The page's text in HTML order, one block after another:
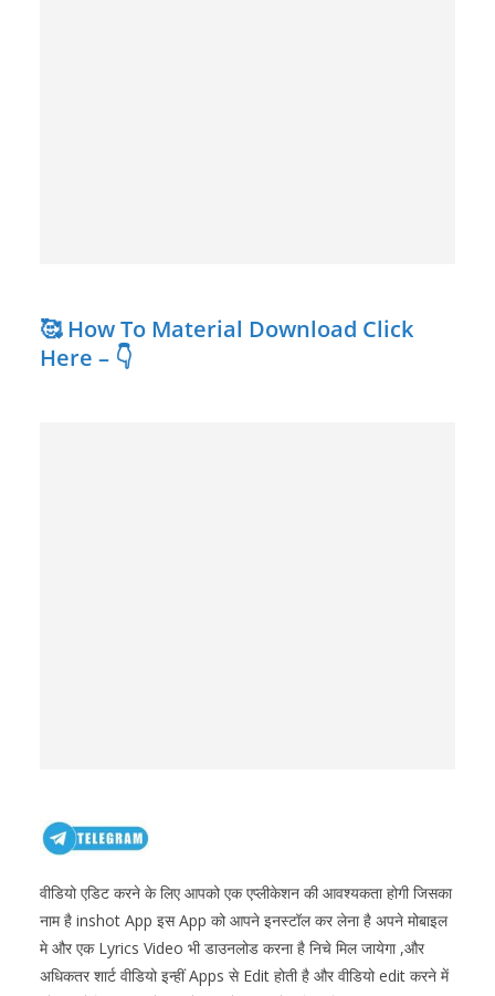
🥰 How To Material Download Click
Here – 👇
वीडियो एडिट करने के लिए आपको एक एप्लीकेशन की आवश्यकता होगी जिसका
नाम है inshot App इस App को आपने इनस्टॉल कर लेना है अपने मोबाइल
मे और एक Lyrics Video भी डाउनलोड करना है निचे मिल जायेगा ,और
अधिकतर शार्ट वीडियो इन्हीं Apps से Edit होती है और वीडियो edit करने में